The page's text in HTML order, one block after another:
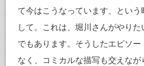
て今はこうなっています、とい
して。これは、堀川さんがやり
でもあります。そうしたエピソ
なく、コミカルな描写も交えなが